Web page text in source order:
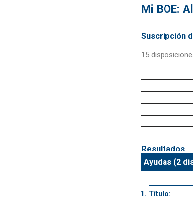
Mi BOE:
Suscripción
15
Resultados
Ayudas (2
Título: